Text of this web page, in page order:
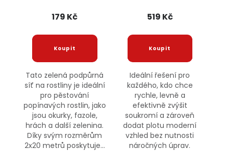
179 Kč
Tato zelená podpůrná
síť na rostliny je ideální
pro pěstování
popínavých rostlin, jako
jsou okurky, fazole,
hrách a další zelenina.
Díky svým rozměrům
2x20 metrů poskytuje...
519 Kč
Ideální řešení pro
každého, kdo chce
rychle, levně a
efektivně zvýšit
soukromí a zároveň
dodat plotu moderní
vzhled bez nutnosti
náročných úprav.